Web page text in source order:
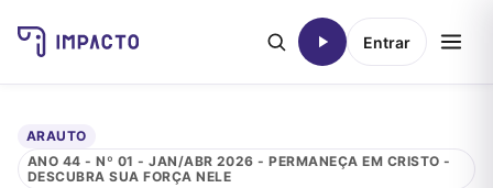
Entrar
ARAUTO
ANO 44 - Nº 01 - JAN/ABR 2026 - PERMANEÇA EM CRISTO -
DESCUBRA SUA FORÇA NELE